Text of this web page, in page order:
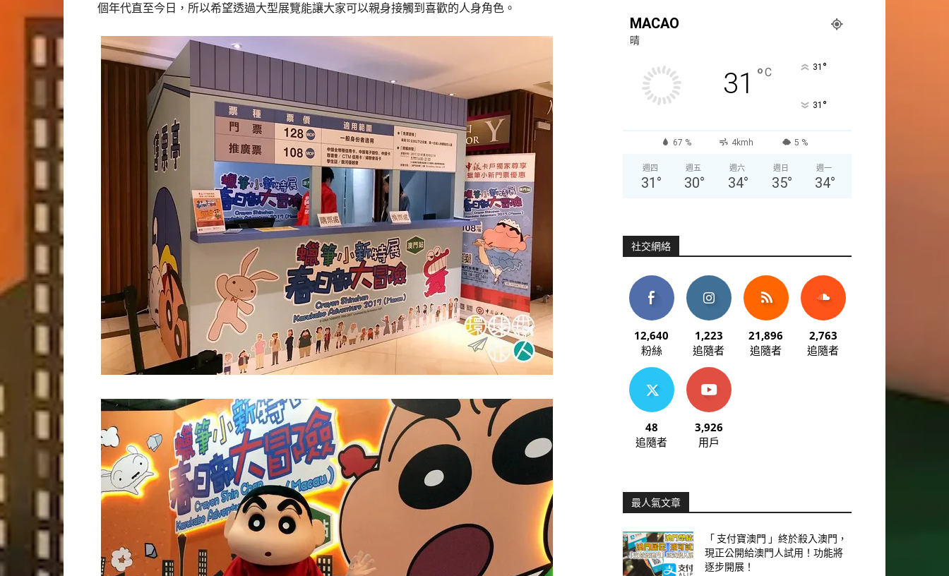
個年代直至今日，所以希望透過大型展覽能讓大家可以親身接觸到喜歡的人身角色。
MACAO
晴
31 °C 31 °
31 °
67 % 4kmh 5 %
週四
31 °
週五
30°
週六
34°
週日
35°
週一
34°
社交網絡
12,640
粉絲
1,223
追隨者
21,896
追隨者
2,763
追隨者
48
追隨者
3,926
用戶
最人氣文章
「 支付寶澳門 」終於殺入澳門，
現正公開給澳門人試用！功能將
逐步開展！